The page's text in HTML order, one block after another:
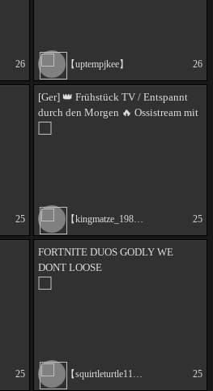
26 【uptempjkee】 26
25
[Ger] 👑 Frühstück TV / Entspannt
durch den Morgen 🔥 Ossistream mit
【kingmatze_1985】 25
25
FORTNITE DUOS GODLY WE
DONT LOOSE
【squirtleturtle1130】 25